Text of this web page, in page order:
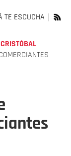
TE ESCUCHA